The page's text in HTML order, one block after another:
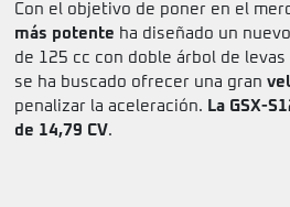
Con el objetivo de poner en el
más potente ha diseñado un
de 125 cc con doble árbol de
se ha buscado ofrecer una gran
penalizar la aceleración. La GSX-
de 14,79 CV.